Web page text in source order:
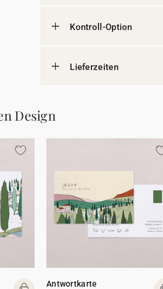
Kontroll-Option
Lieferzeiten
Design
Antwortkarte